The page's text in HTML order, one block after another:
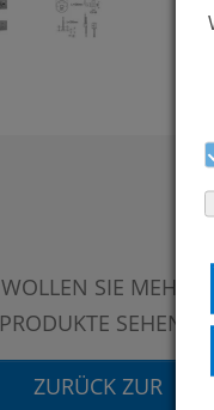
WOLLEN SIE MEHR
PRODUKTE SEHEN?
ZURÜCK ZUR